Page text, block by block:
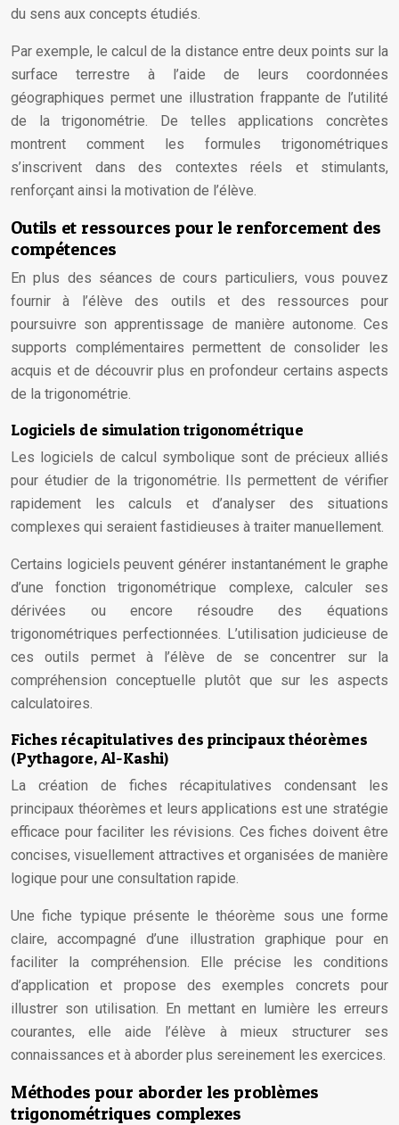
du sens aux concepts étudiés.
Par exemple, le calcul de la distance entre deux points sur la
surface terrestre à l’aide de leurs coordonnées
géographiques permet une illustration frappante de l’utilité
de la trigonométrie. De telles applications concrètes
montrent comment les formules trigonométriques
s’inscrivent dans des contextes réels et stimulants,
renforçant ainsi la motivation de l’élève.
Outils et ressources pour le renforcement des
compétences
En plus des séances de cours particuliers, vous pouvez
fournir à l’élève des outils et des ressources pour
poursuivre son apprentissage de manière autonome. Ces
supports complémentaires permettent de consolider les
acquis et de découvrir plus en profondeur certains aspects
de la trigonométrie.
Logiciels de simulation trigonométrique
Les logiciels de calcul symbolique sont de précieux alliés
pour étudier de la trigonométrie. Ils permettent de vérifier
rapidement les calculs et d’analyser des situations
complexes qui seraient fastidieuses à traiter manuellement.
Certains logiciels peuvent générer instantanément le graphe
d’une fonction trigonométrique complexe, calculer ses
dérivées ou encore résoudre des équations
trigonométriques perfectionnées. L’utilisation judicieuse de
ces outils permet à l’élève de se concentrer sur la
compréhension conceptuelle plutôt que sur les aspects
calculatoires.
Fiches récapitulatives des principaux théorèmes
(Pythagore, Al-Kashi)
La création de fiches récapitulatives condensant les
principaux théorèmes et leurs applications est une stratégie
efficace pour faciliter les révisions. Ces fiches doivent être
concises, visuellement attractives et organisées de manière
logique pour une consultation rapide.
Une fiche typique présente le théorème sous une forme
claire, accompagné d’une illustration graphique pour en
faciliter la compréhension. Elle précise les conditions
d’application et propose des exemples concrets pour
illustrer son utilisation. En mettant en lumière les erreurs
courantes, elle aide l’élève à mieux structurer ses
connaissances et à aborder plus sereinement les exercices.
Méthodes pour aborder les problèmes
trigonométriques complexes